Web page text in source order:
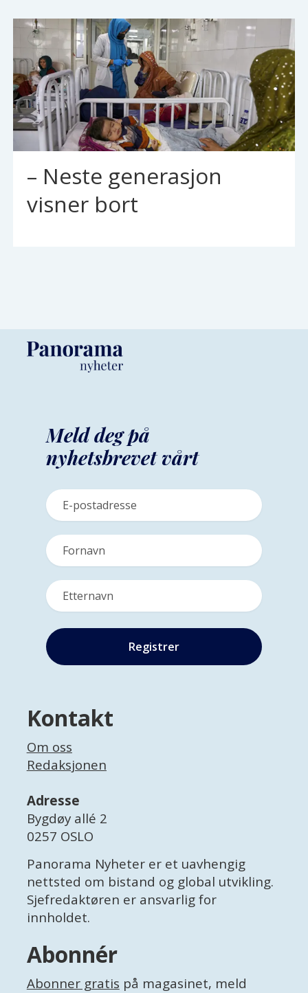
– Neste generasjon
visner bort
Meld deg på
nyhetsbrevet vårt
Kontakt
Om oss
Redaksjonen
Adresse
Bygdøy allé 2
0257 OSLO
Panorama Nyheter er et uavhengig
nettsted om bistand og global utvikling.
Sjefredaktøren er ansvarlig for
innholdet.
Abonnér
Abonner gratis på magasinet, meld